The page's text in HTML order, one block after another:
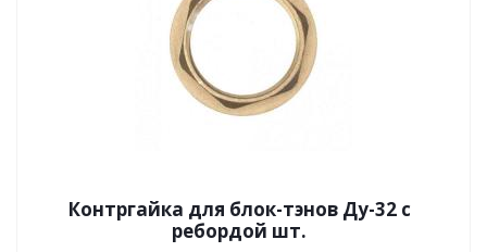
Контргайка для блок-тэнов Ду-32 с
ребордой шт.